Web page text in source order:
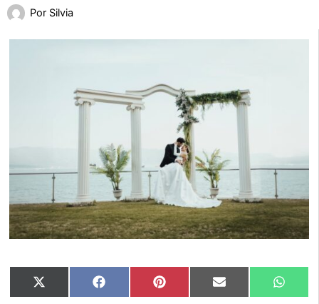
Por Silvia
Compartir
en
X
(Twitter)
Compartir
en
Facebook Compartir
en
Pinterest Compartir
en
Email
en